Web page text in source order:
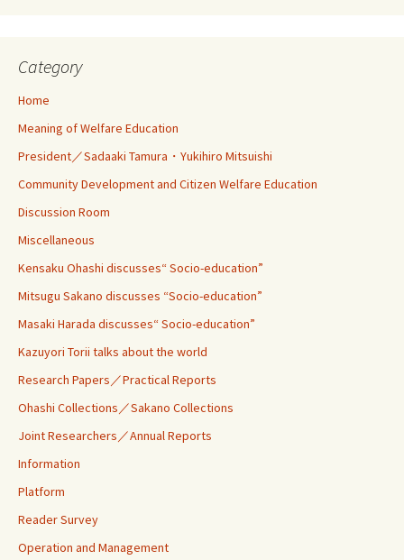
Category
Home
Meaning of Welfare Education
President／Sadaaki Tamura・Yukihiro Mitsuishi
Community Development and Citizen Welfare Education
Discussion Room
Miscellaneous
Kensaku Ohashi discusses“ Socio-education”
Mitsugu Sakano discusses “Socio-education”
Masaki Harada discusses“ Socio-education”
Kazuyori Torii talks about the world
Research Papers／Practical Reports
Ohashi Collections／Sakano Collections
Joint Researchers／Annual Reports
Information
Platform
Reader Survey
Operation and Management